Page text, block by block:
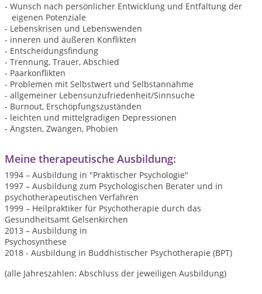
- Wunsch nach persönlicher Entwicklung und Entfaltung der
eigenen Potenziale
- Lebenskrisen und Lebenswenden
- inneren und äußeren Konflikten
- Entscheidungsfindung
- Trennung, Trauer, Abschied
- Paarkonflikten
- Problemen mit Selbstwert und Selbstannahme
- allgemeiner Lebensunzufriedenheit/Sinnsuche
- Burnout, Erschöpfungszuständen
- leichten und mittelgradigen Depressionen
- Ängsten, Zwängen, Phobien
Meine therapeutische Ausbildung:
1994 – Ausbildung in "Praktischer Psychologie"
1997 – Ausbildung zum Psychologischen Berater und in
psychotherapeutischen Verfahren
1999 – Heilpraktiker für Psychotherapie durch das
Gesundheitsamt Gelsenkirchen
2013 – Ausbildung in
Psychosynthese
2018 - Ausbildung in Buddhistischer Psychotherapie (BPT)
(alle Jahreszahlen: Abschluss der jeweiligen Ausbildung)